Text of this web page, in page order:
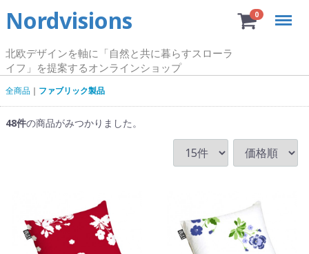
Nordvisions
北欧デザインを軸に「自然と共に暮らすスローラ
イフ」を提案するオンラインショップ
0 Menu
全商品 ファブリック製品
48件の商品がみつかりました。